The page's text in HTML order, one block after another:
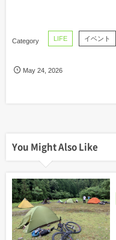
LIFE イベント
May 24,2026
You Might Also Like